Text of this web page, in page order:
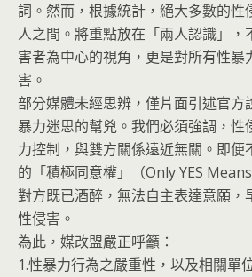
詞。然而，根據統計，絕大多數的性
人之間。將重點放在「兩人認識」，
害者為中心的視角，更是對所有性暴
害。
部分媒體未經思辨，僅片面引述官方
暴力迷思的幫兇。我們必須強調，性
力控制，與雙方關係遠近無關。即便
的「積極同意權」（Only YES
對方既已酒醉，無法自主表達意願，
性侵害。
為此，媒改盟嚴正呼籲：
1.性暴力行為之嚴重性，以及相關單